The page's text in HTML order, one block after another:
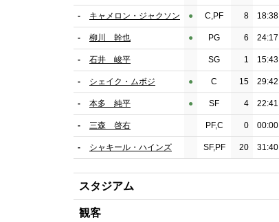
- キャメロン・ジャクソン ●︎ C,PF 8 18:38
- 柳川 幹也 ●︎ PG 6 24:17
- 石井 峻平 SG 1 15:43
- シェイク・ムボジ ●︎ C 15 29:42
- 本多 純平 ●︎ SF 4 22:41
- 三森 啓右 PF,C 0 00:00
- シャキール・ハインズ SF,PF 20 31:40
スタジアム
観客